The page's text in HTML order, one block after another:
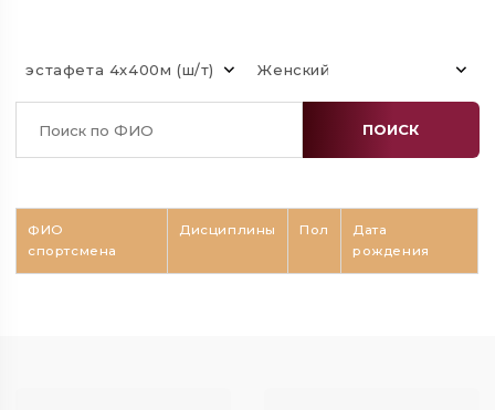
эстафета 4х400м (ш/т) Женский
ПОИСК
ФИО
спортсмена
Дисциплины Пол
Дата
рождения